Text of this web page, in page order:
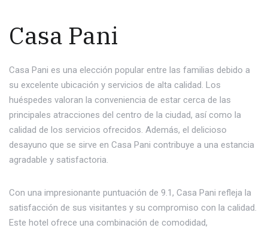
Casa Pani
Casa Pani es una elección popular entre las familias debido a
su excelente ubicación y servicios de alta calidad. Los
huéspedes valoran la conveniencia de estar cerca de las
principales atracciones del centro de la ciudad, así como la
calidad de los servicios ofrecidos. Además, el delicioso
desayuno que se sirve en Casa Pani contribuye a una estancia
agradable y satisfactoria.
Con una impresionante puntuación de 9.1, Casa Pani refleja la
satisfacción de sus visitantes y su compromiso con la calidad.
Este hotel ofrece una combinación de comodidad,